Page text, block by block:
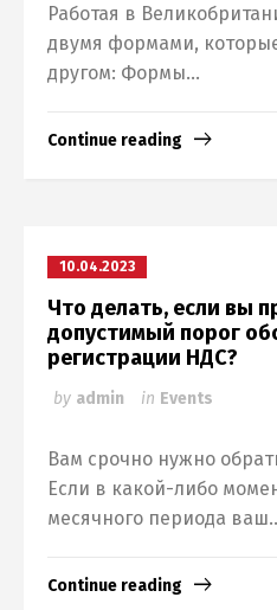
Работая в
двумя формами, которые
другом: Формы...
Continue reading
10.04.2023
Что делать, если вы
допустимый порог
регистрации НДС?
by admin in Events
Вам срочно нужно
Если в какой-либо
месячного периода
Continue reading